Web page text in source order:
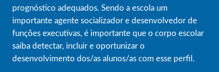
prognóstico adequados. Sendo a escola um
importante agente socializador e desenvolvedor de
funções executivas, é importante que o corpo escolar
saiba detectar, incluir e oportunizar o
desenvolvimento dos/as alunos/as com esse perfil.